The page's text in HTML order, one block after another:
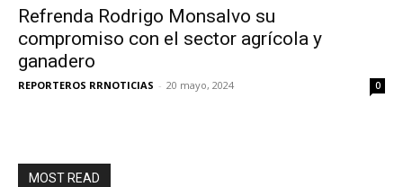
Refrenda Rodrigo Monsalvo su
compromiso con el sector agrícola y
ganadero
REPORTEROS RRNOTICIAS - 20 mayo, 2024 0
MOST READ